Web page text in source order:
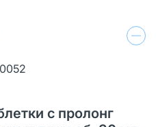
с пролонг